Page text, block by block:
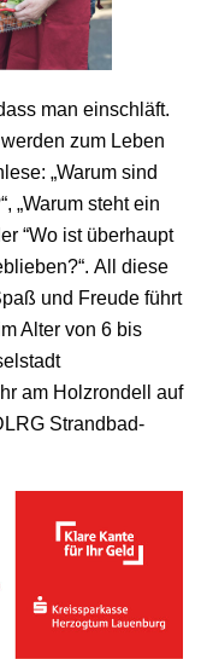
man einschläft.
zum Leben
„Warum sind
„Warum steht ein
“Wo ist überhaupt
All diese
und Freude führt
Alter von 6 bis
am Holzrondell auf
Strandbad-